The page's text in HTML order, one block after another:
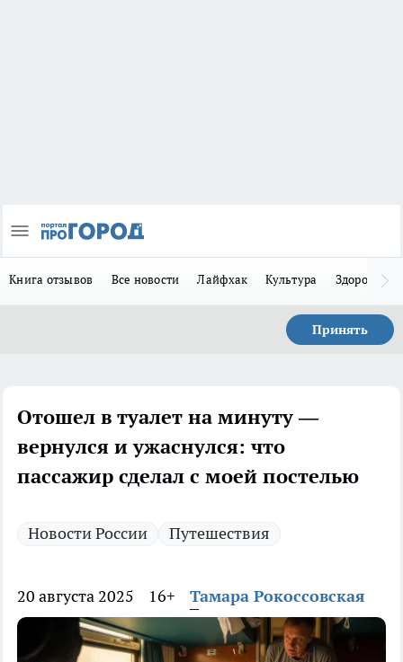
Книга отзывов Все новости Лайфхак Культура Здоровье
Принять
Отошел в туалет на минуту —
вернулся и ужаснулся: что
пассажир сделал с моей постелью
Новости России Путешествия
20 августа 2025 16+ Тамара Рокоссовская